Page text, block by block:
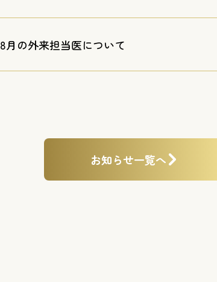
8月の外来担当医について
お知らせ一覧へ